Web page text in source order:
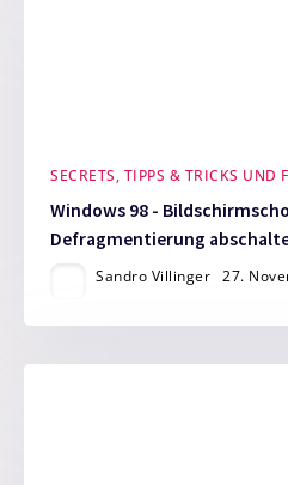
SECRETS, TIPPS & TRICKS UND
Windows 98 -
Defragmentierung
Sandro Villinger 27.